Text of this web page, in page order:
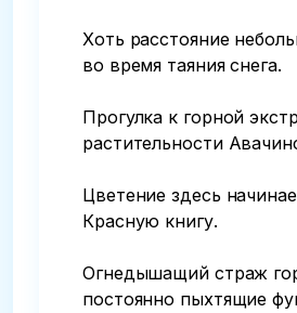
Хоть расстояние
во время таяния снега.
Прогулка к горной
растительности
Цветение здесь
Красную книгу.
Огнедышащий страж
постоянно пыхтящие